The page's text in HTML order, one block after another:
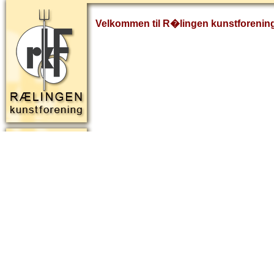
Velkommen til R�lingen